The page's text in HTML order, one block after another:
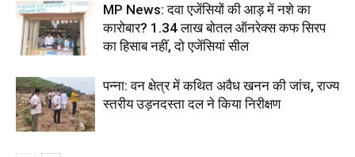
MP News: दवा एजेंसियों की आड़ में नशे का
कारोबार? 1.34 लाख बोतल ऑनरेक्स कफ सिरप
का हिसाब नहीं, दो एजेंसियां सील
पन्ना: वन क्षेत्र में कथित अवैध खनन की जांच, राज्य
स्तरीय उड़नदस्ता दल ने किया निरीक्षण